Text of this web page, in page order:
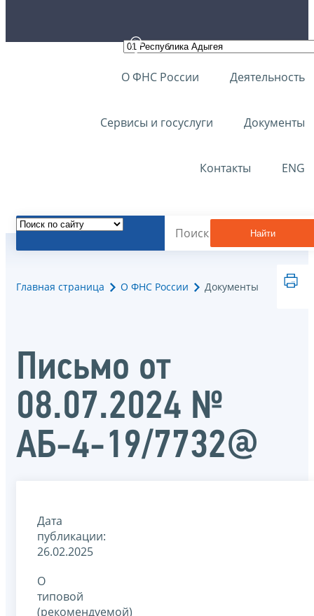
О ФНС России Деятельность
Сервисы и госуслуги Документы
Контакты ENG
Найти
Главная страница О ФНС России Документы
Письмо от
08.07.2024 №
АБ-4-19/7732@
Дата
публикации:
26.02.2025
О
типовой
(рекомендуемой)